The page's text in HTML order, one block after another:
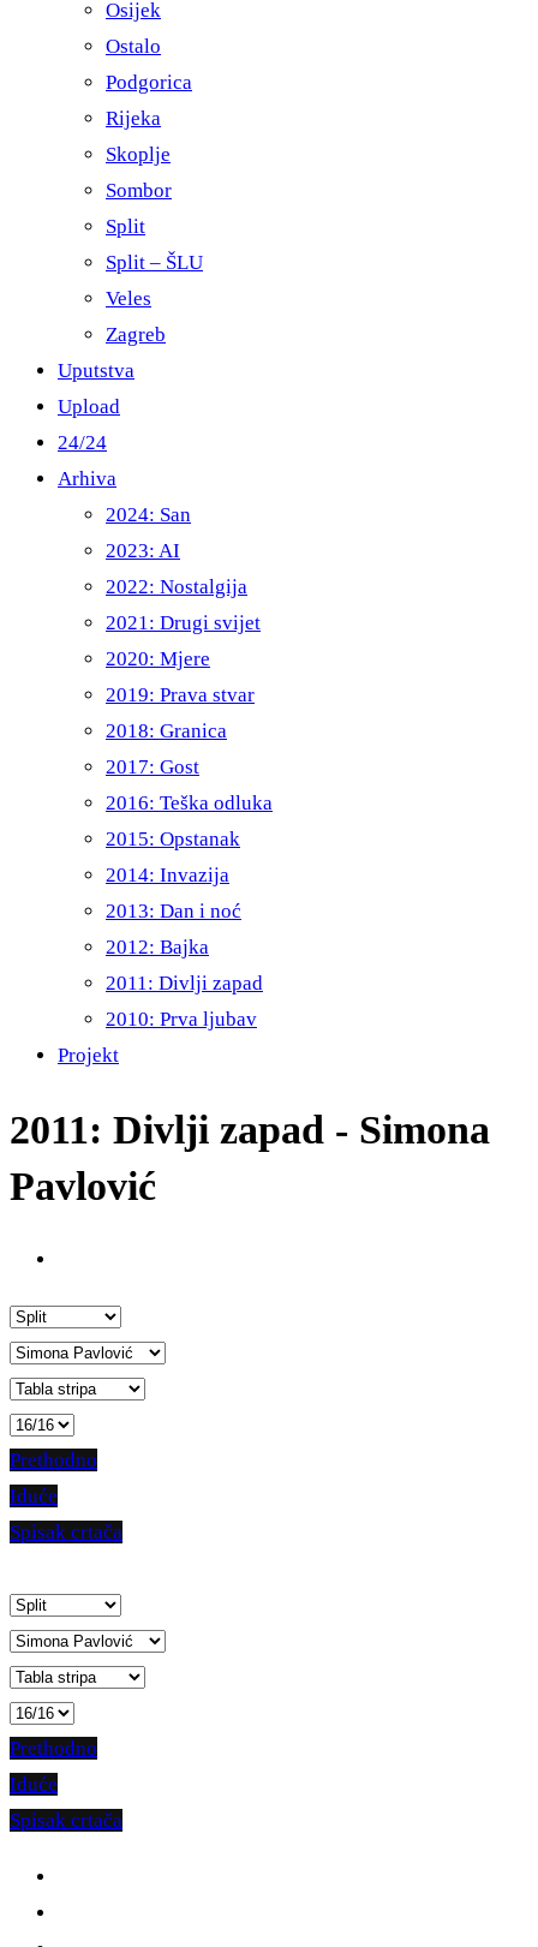
Osijek
Ostalo
Podgorica
Rijeka
Skoplje
Sombor
Split
Split – ŠLU
Veles
Zagreb
Uputstva
Upload
24/24
Arhiva
2024: San
2023: AI
2022: Nostalgija
2021: Drugi svijet
2020: Mjere
2019: Prava stvar
2018: Granica
2017: Gost
2016: Teška odluka
2015: Opstanak
2014: Invazija
2013: Dan i noć
2012: Bajka
2011: Divlji zapad
2010: Prva ljubav
Projekt
2011: Divlji zapad - Simona
Pavlović
Prethodno
Iduće
Spisak crtača
Prethodno
Iduće
Spisak crtača